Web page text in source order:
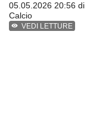
05.05.2026 20:56 di
Calcio
VEDI LETTURE